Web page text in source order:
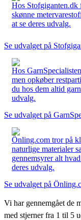
Hos Stofgiganten.dk
skønne
at se deres udvalg.
Se udvalget på
Hos
men opkøber
du hos dem altid
udvalg.
Se udvalget på
Önling.com tror på
naturlige materialer
gennemsyrer alt
deres udvalg.
Se udvalget på
Vi har gennemgået de
med stjerner fra 1 til 5